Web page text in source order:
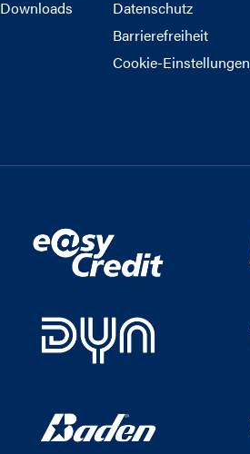
Downloads
Datenschutz
Barrierefreiheit
Cookie-Einstellungen